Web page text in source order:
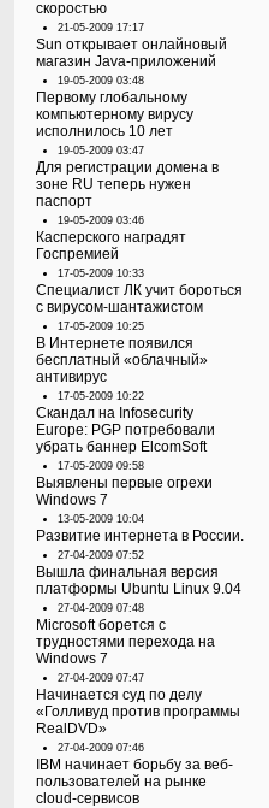
скоростью
21-05-2009 17:17
Sun открывает онлайновый
магазин Java-приложений
19-05-2009 03:48
Первому глобальному
компьютерному вирусу
исполнилось 10 лет
19-05-2009 03:47
Для регистрации домена в
зоне RU теперь нужен
паспорт
19-05-2009 03:46
Касперского наградят
Госпремией
17-05-2009 10:33
Специалист ЛК учит бороться
с вирусом-шантажистом
17-05-2009 10:25
В Интернете появился
бесплатный «облачный»
антивирус
17-05-2009 10:22
Скандал на Infosecurity
Europe: PGP потребовали
убрать баннер ElcomSoft
17-05-2009 09:58
Выявлены первые огрехи
Windows 7
13-05-2009 10:04
Развитие интернета в России.
27-04-2009 07:52
Вышла финальная версия
платформы Ubuntu Linux 9.04
27-04-2009 07:48
Microsoft борется с
трудностями перехода на
Windows 7
27-04-2009 07:47
Начинается суд по делу
«Голливуд против программы
RealDVD»
27-04-2009 07:46
IBM начинает борьбу за веб-
пользователей на рынке
cloud-сервисов